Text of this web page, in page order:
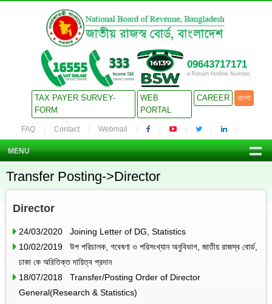
09643717171
e-Return Hotline Number
TAX PAYER SURVEY-
FORM
WEB
PORTAL
CAREER বাংলা
FAQ Contact Webmail
MENU
Transfer Posting->Director
Director
24/03/2020 Joining Letter of DG, Statistics
10/02/2019 উপ পরিচালক, গবেষণা ও পরিসংখ্যান অনুবিভাগ, জাতীয় রাজস্ব বোর্ড,
ঢাকা কে অরিতিক্ত দায়িত্ব প্রদান
18/07/2018 Transfer/Posting Order of Director
General(Research & Statistics)